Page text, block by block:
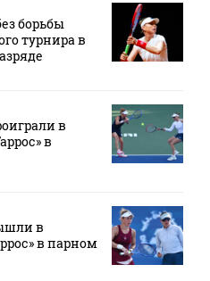
борьбы
турнира в
в
в
в
в парном